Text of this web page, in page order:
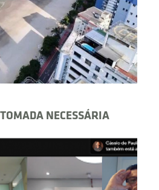
NECESSÁRIA